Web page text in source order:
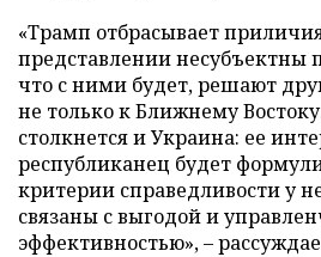
«Трамп отбрасывает
представлении несубъектны
что с ними будет, решают
не только к Ближнему
столкнется и Украина: ее
республиканец будет
критерии справедливости у
связаны с выгодой и
эффективностью», –